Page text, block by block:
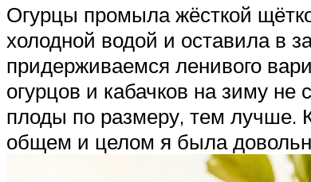
Огурцы промыла жёсткой
холодной водой и оставила в
придерживаемся ленивого
огурцов и кабачков на зиму
плоды по размеру, тем лучше.
общем и целом я была